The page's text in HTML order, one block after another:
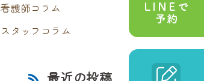
看護師コラム
スタッフコラム
最近の投稿